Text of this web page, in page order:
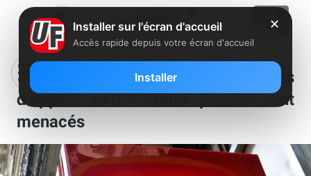
L’inquiétude grandit dans les centres
d’appels SFR : 3000 postes sont
menacés
✕
Installer sur l'écran d'accueil
Accès rapide depuis votre écran d'accueil
Installer